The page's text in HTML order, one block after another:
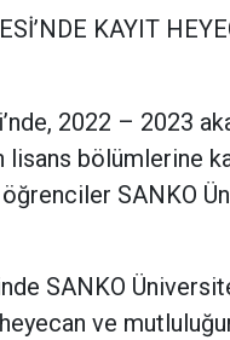
KAYIT
2022 – 2023
lisans bölümlerine
SANKO
SANKO
ve